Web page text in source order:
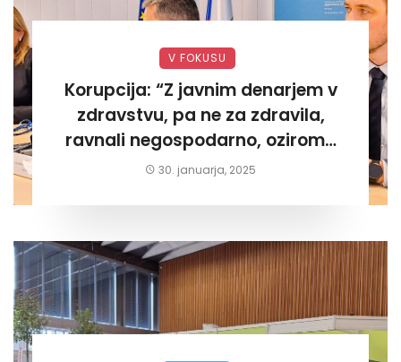
V FOKUSU
Korupcija: “Z javnim denarjem v
zdravstvu, pa ne za zdravila,
ravnali negospodarno, oziroma
za lastni žep. Tokrat na Žalskem«
30. januarja, 2025